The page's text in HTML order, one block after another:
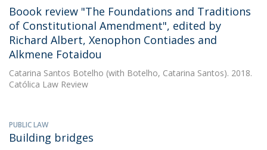
Boook review "The Foundations and Traditions
of Constitutional Amendment", edited by
Richard Albert, Xenophon Contiades and
Alkmene Fotaidou
Catarina Santos Botelho (with Botelho, Catarina Santos). 2018.
Católica Law Review
PUBLIC LAW
Building bridges